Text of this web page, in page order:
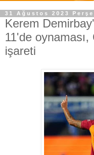
31 Ağustos 2023
Kerem
11'de oynaması,
işareti